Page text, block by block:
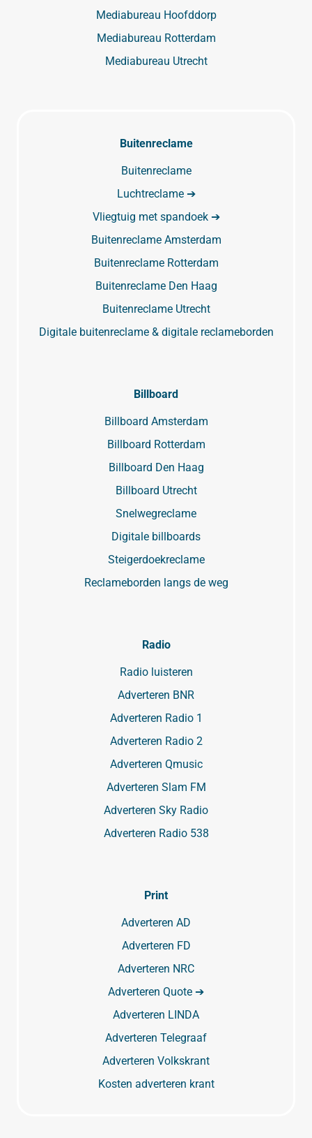
Mediabureau Hoofddorp
Mediabureau Rotterdam
Mediabureau Utrecht
Buitenreclame
Buitenreclame
Luchtreclame ➔
Vliegtuig met spandoek ➔
Buitenreclame Amsterdam
Buitenreclame Rotterdam
Buitenreclame Den Haag
Buitenreclame Utrecht
Digitale buitenreclame & digitale reclameborden
Billboard
Billboard Amsterdam
Billboard Rotterdam
Billboard Den Haag
Billboard Utrecht
Snelwegreclame
Digitale billboards
Steigerdoekreclame
Reclameborden langs de weg
Radio
Radio luisteren
Adverteren BNR
Adverteren Radio 1
Adverteren Radio 2
Adverteren Qmusic
Adverteren Slam FM
Adverteren Sky Radio
Adverteren Radio 538
Print
Adverteren AD
Adverteren FD
Adverteren NRC
Adverteren Quote ➔
Adverteren LINDA
Adverteren Telegraaf
Adverteren Volkskrant
Kosten adverteren krant